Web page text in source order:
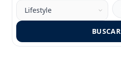
BUSCAR